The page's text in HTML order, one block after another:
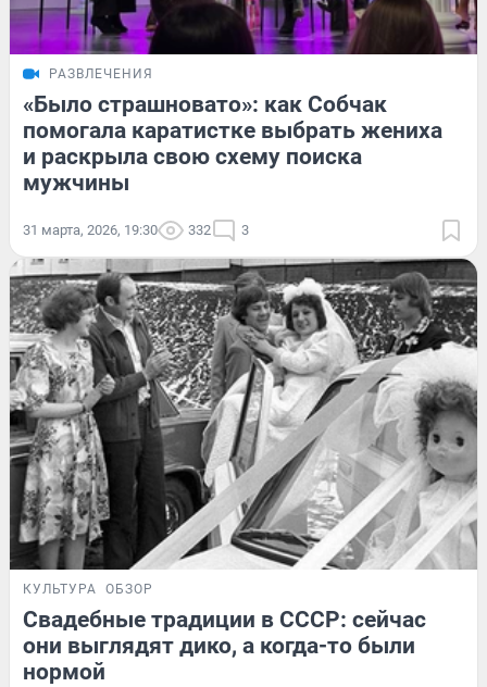
РАЗВЛЕЧЕНИЯ
«Было страшновато»: как Собчак
помогала каратистке выбрать жениха
и раскрыла свою схему поиска
мужчины
31 марта, 2026, 19:30 332 3
КУЛЬТУРА ОБЗОР
Свадебные традиции в СССР: сейчас
они выглядят дико, а когда-то были
нормой